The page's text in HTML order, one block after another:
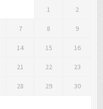
1 2
7 8 9
14 15 16
21 22 23
28 29 30